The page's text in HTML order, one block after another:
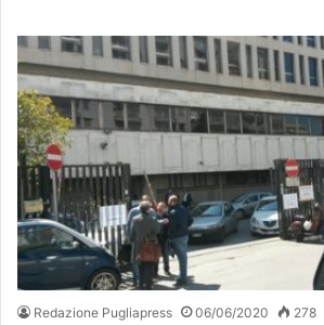
Redazione Pugliapress 06/06/2020 278